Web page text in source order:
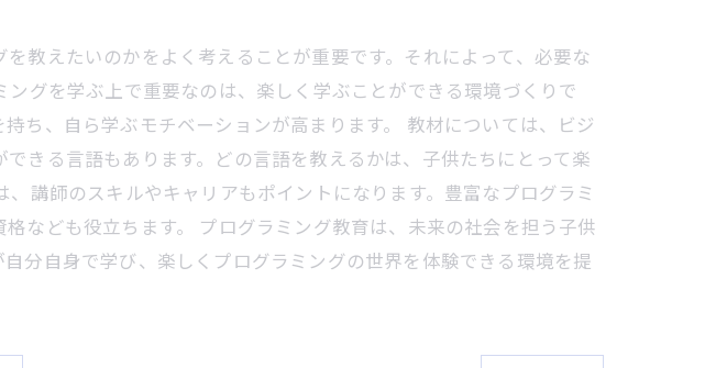
教えたいのかをよく考えることが重要です。それによって、必要な
グを学ぶ上で重要なのは、楽しく学ぶことができる環境づくりで
ち、自ら学ぶモチベーションが高まります。 教材については、ビジ
きる言語もあります。どの言語を教えるかは、子供たちにとって楽
講師のスキルやキャリアもポイントになります。豊富なプログラミ
なども役立ちます。 プログラミング教育は、未来の社会を担う子供
分自身で学び、楽しくプログラミングの世界を体験できる環境を提